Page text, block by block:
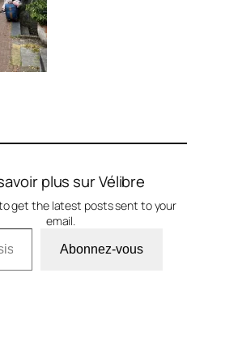
plus sur Vélibre
get the latest posts sent to your
email.
Abonnez-vous